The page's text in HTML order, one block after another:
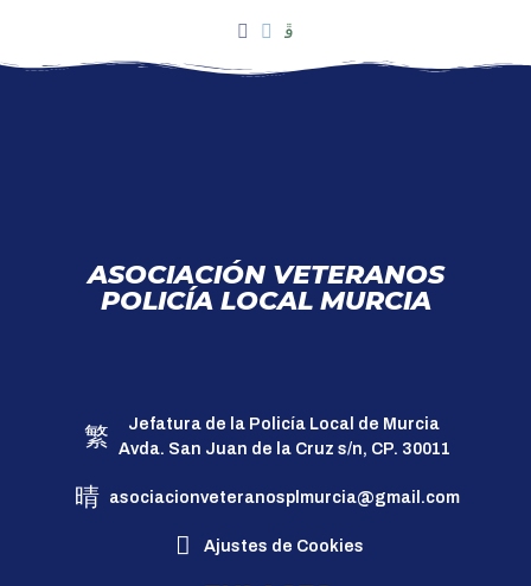
ASOCIACIÓN VETERANOS
POLICÍA LOCAL MURCIA
Jefatura de la Policía Local de Murcia
Avda. San Juan de la Cruz s/n, CP. 30011
asociacionveteranosplmurcia@gmail.com
Ajustes de Cookies